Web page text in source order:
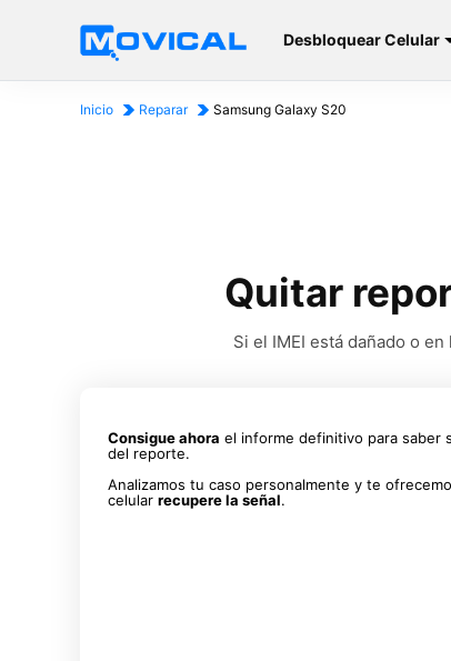
Desbloquear Celular
Inicio Reparar Samsung Galaxy S20
Quitar
Si el IMEI está dañado o
Consigue ahora el informe definitivo para saber
del reporte.
Analizamos tu caso personalmente y te
celular recupere la señal.